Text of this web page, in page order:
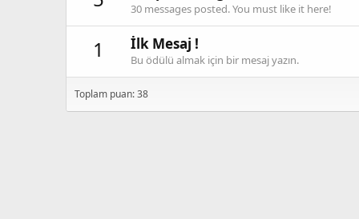
30 messages posted. You must like it here!
1 İlk Mesaj !
Bu ödülü almak için bir mesaj yazın.
Toplam puan: 38